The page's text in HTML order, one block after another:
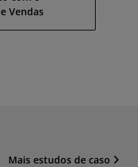
Vendas
Mais estudos de caso